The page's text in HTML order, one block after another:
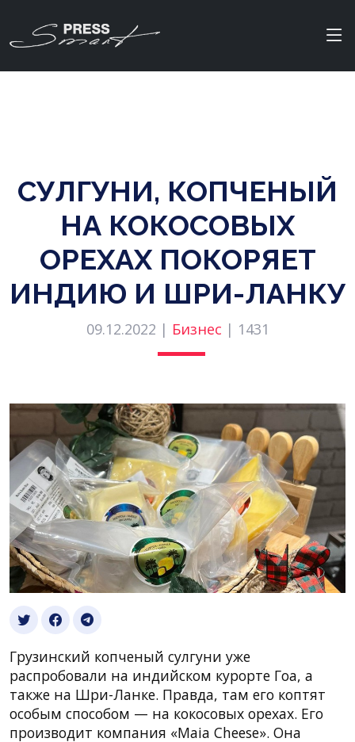
СУЛГУНИ, КОПЧЕНЫЙ
НА КОКОСОВЫХ
ОРЕХАХ ПОКОРЯЕТ
ИНДИЮ И ШРИ-ЛАНКУ
09.12.2022 | Бизнес | 1431
Грузинский копченый сулгуни уже
распробовали на индийском курорте Гоа, а
также на Шри-Ланке. Правда, там его коптят
особым способом — на кокосовых орехах. Его
производит компания «Maia Cheese». Она